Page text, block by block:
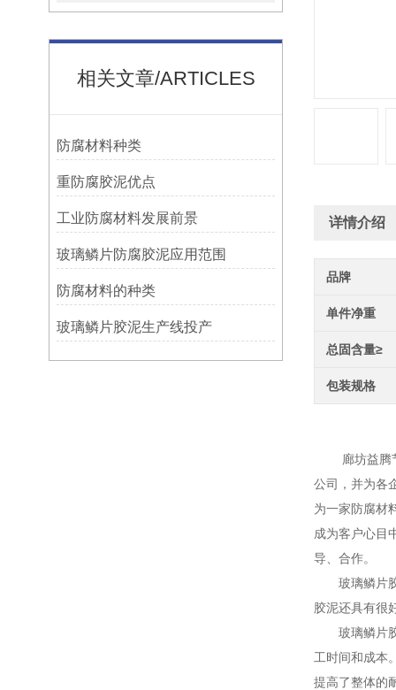
相关文章/ARTICLES
防腐材料种类
重防腐胶泥优点
工业防腐材料发展前景
玻璃鳞片防腐胶泥应用范围
防腐材料的种类
玻璃鳞片胶泥生产线投产
详情介绍
品牌
单件净重
总固含量≥
包装规格
廊坊益腾节
公司，并为各
为一家防腐材
成为客户心目
导、合作。
玻璃鳞片胶
胶泥还具有很
玻璃鳞片胶
工时间和成本
提高了整体的